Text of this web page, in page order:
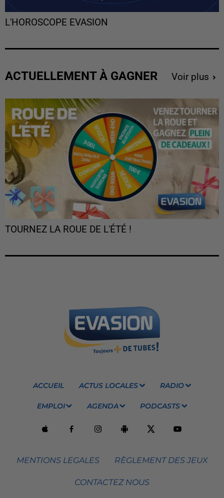
L'HOROSCOPE EVASION
ACTUELLEMENT À GAGNER Voir plus
TOURNEZ LA ROUE DE L'ÉTÉ !
ACCUEIL ACTUS LOCALES RADIO
EMPLOI AGENDA PODCASTS
MENTIONS LEGALES RÈGLEMENT DES JEUX
CONTACTEZ NOUS